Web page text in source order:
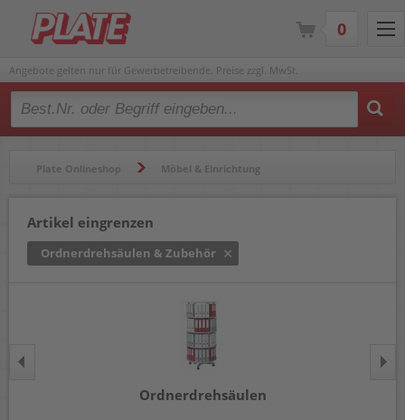
Angebote gelten nur für Gewerbetreibende. Preise zzgl. MwSt.
Type 2 or more characters for results.
Plate Onlineshop Möbel & Einrichtung
Artikel eingrenzen
Ordnerdrehsäulen & Zubehör
Ordnerdrehsäulen
0